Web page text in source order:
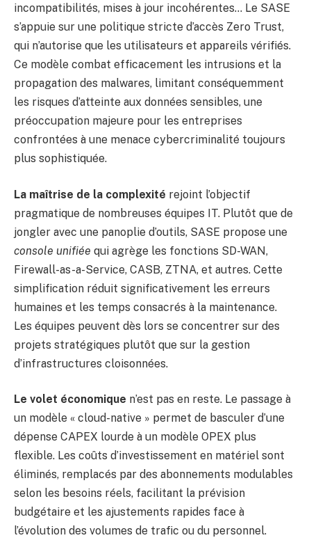
incompatibilités, mises à jour incohérentes… Le SASE
s’appuie sur une politique stricte d’accès Zero Trust,
qui n’autorise que les utilisateurs et appareils vérifiés.
Ce modèle combat efficacement les intrusions et la
propagation des malwares, limitant conséquemment
les risques d’atteinte aux données sensibles, une
préoccupation majeure pour les entreprises
confrontées à une menace cybercriminalité toujours
plus sophistiquée.
La maîtrise de la complexité rejoint l’objectif
pragmatique de nombreuses équipes IT. Plutôt que de
jongler avec une panoplie d’outils, SASE propose une
console unifiée qui agrège les fonctions SD-WAN,
Firewall-as-a-Service, CASB, ZTNA, et autres. Cette
simplification réduit significativement les erreurs
humaines et les temps consacrés à la maintenance.
Les équipes peuvent dès lors se concentrer sur des
projets stratégiques plutôt que sur la gestion
d’infrastructures cloisonnées.
Le volet économique n’est pas en reste. Le passage à
un modèle « cloud-native » permet de basculer d’une
dépense CAPEX lourde à un modèle OPEX plus
flexible. Les coûts d’investissement en matériel sont
éliminés, remplacés par des abonnements modulables
selon les besoins réels, facilitant la prévision
budgétaire et les ajustements rapides face à
l’évolution des volumes de trafic ou du personnel.